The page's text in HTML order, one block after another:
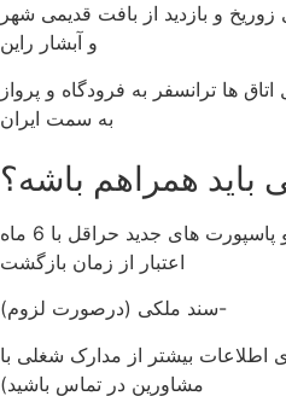
و بازدید از بافت قدیمی شهر
و آبشار راین
ها ترانسفر به فرودگاه و پرواز
به سمت ایران
باید همراهم باشه؟
-پاسپورت های قدیم و پاسپورت های جدید حراقل با 6 ماه
اعتبار از زمان بازگشت
-سند ملکی (درصورت لزوم)
بیشتر از مدارک شغلی با
مشاورین در تماس باشید)